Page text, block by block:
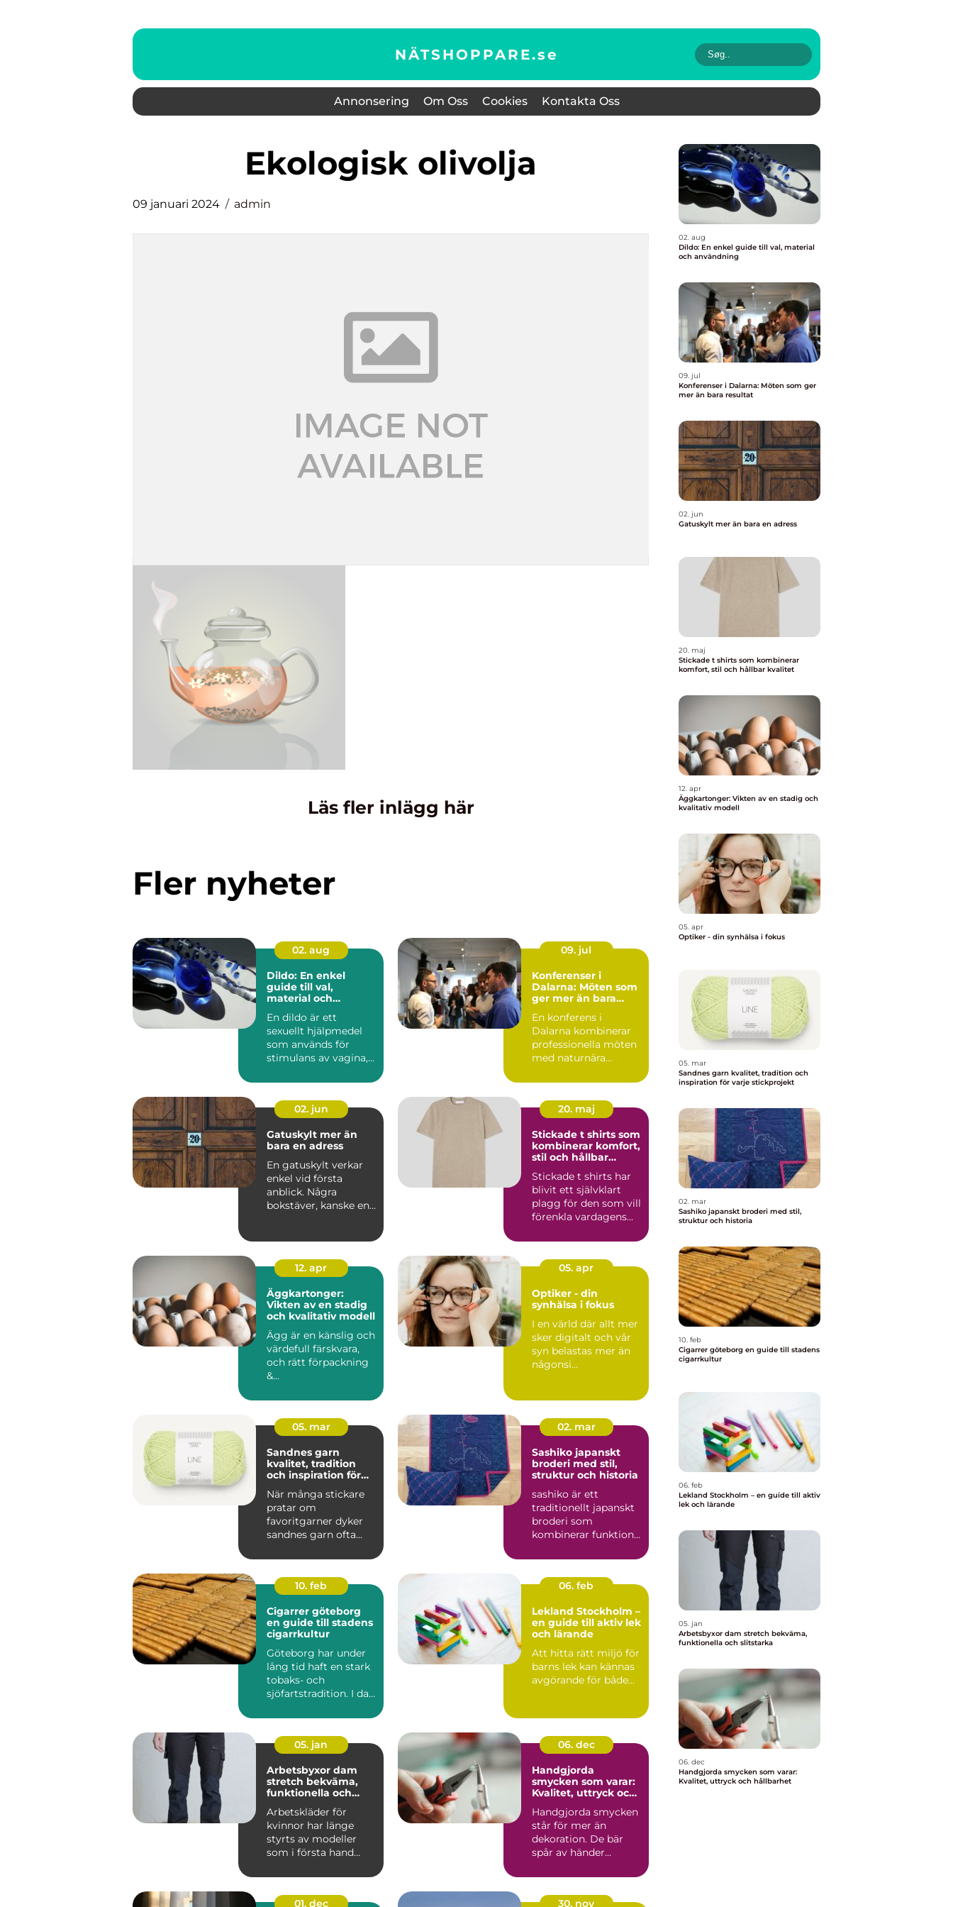
NÄTSHOPPARE.se
Annonsering Om Oss Cookies Kontakta Oss
ekologisk olivolja
09 januari 2024 admin
Läs fler inlägg här
Fler nyheter
02. aug
Dildo: En enkel
guide till val,
material och
En dildo är ett
sexuellt hjälpmedel
som används för
stimulans av vagina,
09. jul
Konferenser i
Dalarna: Möten som
ger mer än bara
En konferens i
Dalarna kombinerar
professionella möten
med naturnära
02. jun
Gatuskylt mer än
bara en adress
En gatuskylt verkar
enkel vid första
anblick. Några
bokstäver, kanske en
20. maj
Stickade t shirts som
kombinerar komfort,
stil och hållbar
Stickade t shirts har
blivit ett självklart
plagg för den som vill
förenkla vardagens...
12. apr
Äggkartonger:
Vikten av en stadig
och kvalitativ modell
Ägg är en känslig och
värdefull färskvara,
och rätt förpackning
&...
05. apr
Optiker - din
synhälsa i fokus
I en värld där allt mer
sker digitalt och vår
syn belastas mer än
någonsi...
05. mar
Sandnes garn
kvalitet, tradition
och inspiration för
När många stickare
pratar om
favoritgarner dyker
sandnes garn ofta
av lång tradit...
02. mar
Sashiko japanskt
broderi med stil,
struktur och historia
sashiko är ett
traditionellt japanskt
broderi som
kombinerar funktion,
skönhet....
10. feb
Cigarrer göteborg
en guide till stadens
cigarrkultur
Göteborg har under
lång tid haft en stark
tobaks- och
sjöfartstradition. I dag
06. feb
Lekland Stockholm –
en guide till aktiv lek
och lärande
Att hitta rätt miljö för
barns lek kan kännas
avgörande för både...
05. jan
Arbetsbyxor dam
stretch bekväma,
funktionella och
Arbetskläder för
kvinnor har länge
styrts av modeller
som i första hand
06. dec
Handgjorda
smycken som varar:
Kvalitet, uttryck och
Handgjorda smycken
står för mer än
dekoration. De bär
spår av händer...
01. dec
30. nov
02. aug
Dildo: En enkel guide till val, material
och användning
09. jul
Konferenser i Dalarna: Möten som ger
mer än bara resultat
02. jun
Gatuskylt mer än bara en adress
20. maj
Stickade t shirts som kombinerar
komfort, stil och hållbar kvalitet
12. apr
Äggkartonger: Vikten av en stadig och
kvalitativ modell
05. apr
Optiker - din synhälsa i fokus
05. mar
Sandnes garn kvalitet, tradition och
inspiration för varje stickprojekt
02. mar
Sashiko japanskt broderi med stil,
struktur och historia
10. feb
Cigarrer göteborg en guide till stadens
cigarrkultur
06. feb
Lekland Stockholm – en guide till aktiv
lek och lärande
05. jan
Arbetsbyxor dam stretch bekväma,
funktionella och slitstarka
06. dec
Handgjorda smycken som varar:
Kvalitet, uttryck och hållbarhet